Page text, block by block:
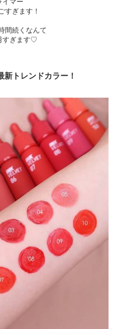
すぎます！
間続くなんて
すぎます♡
新トレンドカラー！